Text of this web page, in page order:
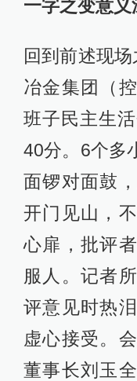
一字之变意义
回到前述现
冶金集团（
班子民主生
40分。6个多
面锣对面鼓
开门见山，
心扉，批评
服人。记者
评意见时热
虚心接受。
董事长刘玉